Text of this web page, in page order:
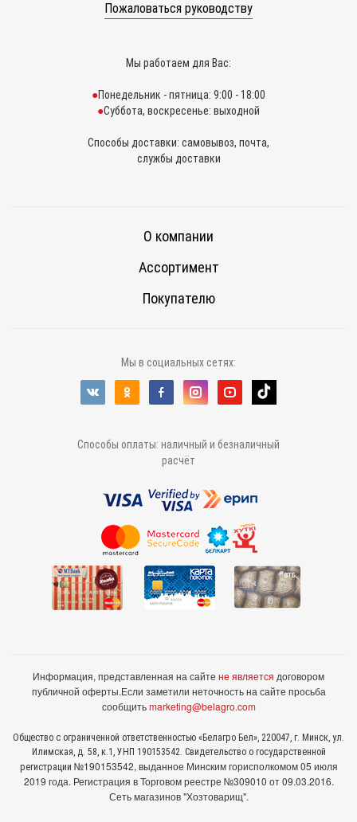
Пожаловаться руководству
Мы работаем для Вас:
Понедельник - пятница: 9:00 - 18:00
Суббота, воскресенье: выходной
Способы доставки: самовывоз, почта,
службы доставки
О компании
Ассортимент
Покупателю
Мы в социальных сетях:
Способы оплаты: наличный и безналичный
расчёт
Информация, представленная на сайте не является договором
публичной оферты.Если заметили неточность на сайте просьба
сообщитьmarketing@belagro.com
Общество с ограниченной ответственностью «Белагро Бел», 220047, г. Минск, ул.
Илимская, д. 58, к.1, УНП 190153542. Свидетельство о государственной
регистрации №190153542, выданное Минcким горисполкомом 05 июля
2019 года. Регистрация в Торговом реестре №309010 от 09.03.2016.
Сеть магазинов "Хозтоварищ".